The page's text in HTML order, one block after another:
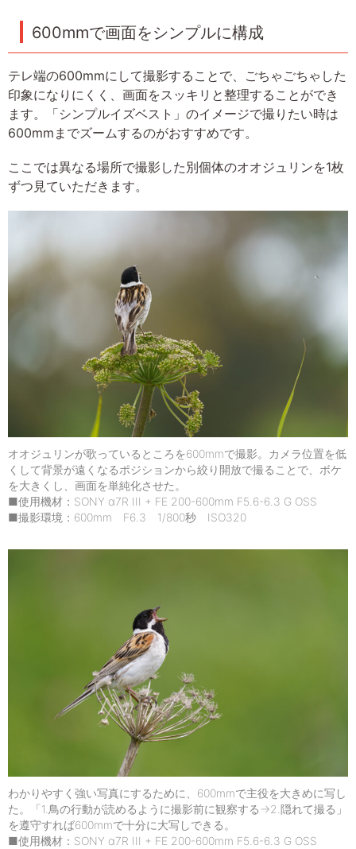
600mmで画面をシンプルに構成
テレ端の600mmにして撮影することで、ごちゃごちゃした
印象になりにくく、画面をスッキリと整理することができ
ます。「シンプルイズベスト」のイメージで撮りたい時は
600mmまでズームするのがおすすめです。
ここでは異なる場所で撮影した別個体のオオジュリンを1枚
ずつ見ていただきます。
オオジュリンが歌っているところを600mmで撮影。カメラ位置を低
くして背景が遠くなるポジションから絞り開放で撮ることで、ボケ
を大きくし、画面を単純化させた。
■使用機材：SONY α7R III + FE 200-600mm F5.6-6.3 G OSS
■撮影環境：600mm F6.3 1/800秒 ISO320
わかりやすく強い写真にするために、600mmで主役を大きめに写し
た。「1.鳥の行動が読めるように撮影前に観察する→2.隠れて撮る」
を遵守すれば600mmで十分に大写しできる。
■使用機材：SONY α7R III + FE 200-600mm F5.6-6.3 G OSS